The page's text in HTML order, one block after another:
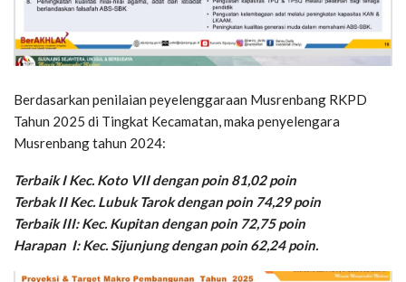
Berdasarkan penilaian peyelenggaraan Musrenbang RKPD
Tahun 2025 di Tingkat Kecamatan, maka penyelengara
Musrenbang tahun 2024:
Terbaik I Kec. Koto VII dengan poin 81,02 poin
Terbak II Kec. Lubuk Tarok dengan poin 74,29 poin
Terbaik III: Kec. Kupitan dengan poin 72,75 poin
Harapan I: Kec. Sijunjung dengan poin 62,24 poin.